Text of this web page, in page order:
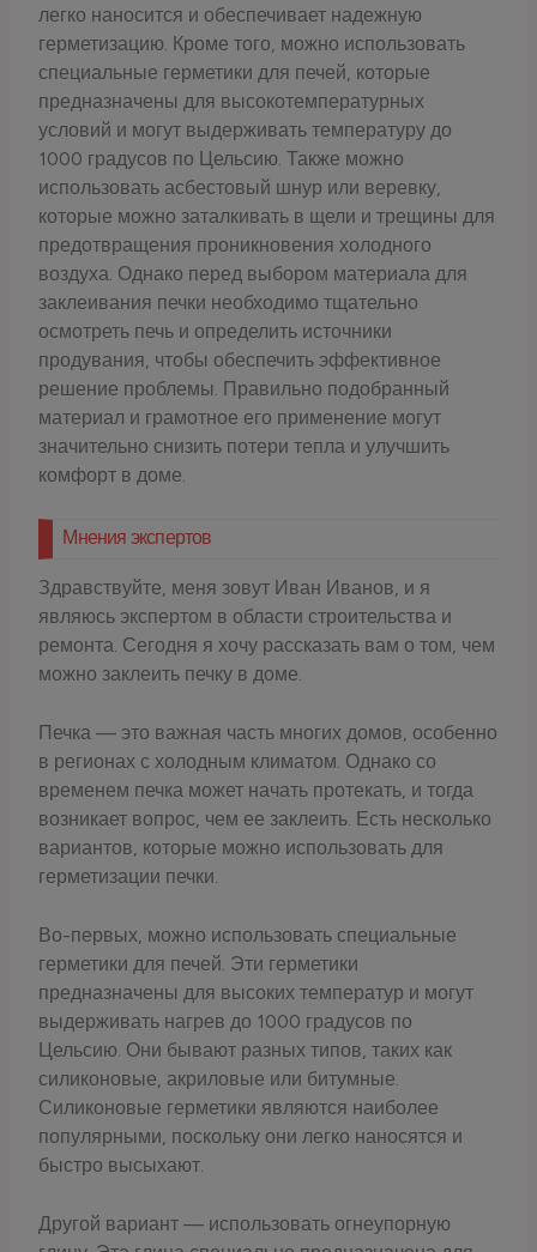
легко наносится и обеспечивает надежную
герметизацию. Кроме того, можно использовать
специальные герметики для печей, которые
предназначены для высокотемпературных
условий и могут выдерживать температуру до
1000 градусов по Цельсию. Также можно
использовать асбестовый шнур или веревку,
которые можно заталкивать в щели и трещины для
предотвращения проникновения холодного
воздуха. Однако перед выбором материала для
заклеивания печки необходимо тщательно
осмотреть печь и определить источники
продувания, чтобы обеспечить эффективное
решение проблемы. Правильно подобранный
материал и грамотное его применение могут
значительно снизить потери тепла и улучшить
комфорт в доме.
Мнения экспертов
Здравствуйте, меня зовут Иван Иванов, и я
являюсь экспертом в области строительства и
ремонта. Сегодня я хочу рассказать вам о том, чем
можно заклеить печку в доме.
Печка — это важная часть многих домов, особенно
в регионах с холодным климатом. Однако со
временем печка может начать протекать, и тогда
возникает вопрос, чем ее заклеить. Есть несколько
вариантов, которые можно использовать для
герметизации печки.
Во-первых, можно использовать специальные
герметики для печей. Эти герметики
предназначены для высоких температур и могут
выдерживать нагрев до 1000 градусов по
Цельсию. Они бывают разных типов, таких как
силиконовые, акриловые или битумные.
Силиконовые герметики являются наиболее
популярными, поскольку они легко наносятся и
быстро высыхают.
Другой вариант — использовать огнеупорную